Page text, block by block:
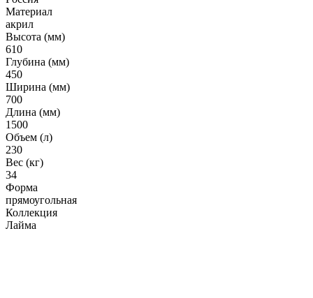
Материал
акрил
Высота (мм)
610
Глубина (мм)
450
Ширина (мм)
700
Длина (мм)
1500
Объем (л)
230
Вес (кг)
34
Форма
прямоугольная
Коллекция
Лайма
Гофрированные трубы и манжеты для унитаза
Сифоны
Развернуть
Смесители и комплектующие
Россинка-ТВК
Смесители для ванной комнаты
Смесители для кухни
Унитазы. писсуары. биде
Биде
Комплектующие для унитазов и инсталляциий
Писсуары